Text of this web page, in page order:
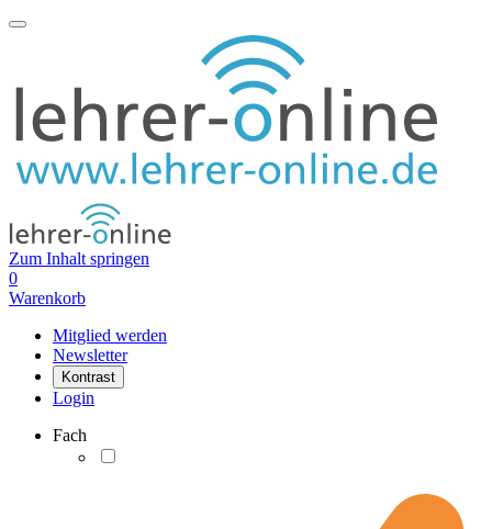
Zum Inhalt springen
0
Warenkorb
Mitglied werden
Newsletter
Kontrast
Login
Fach